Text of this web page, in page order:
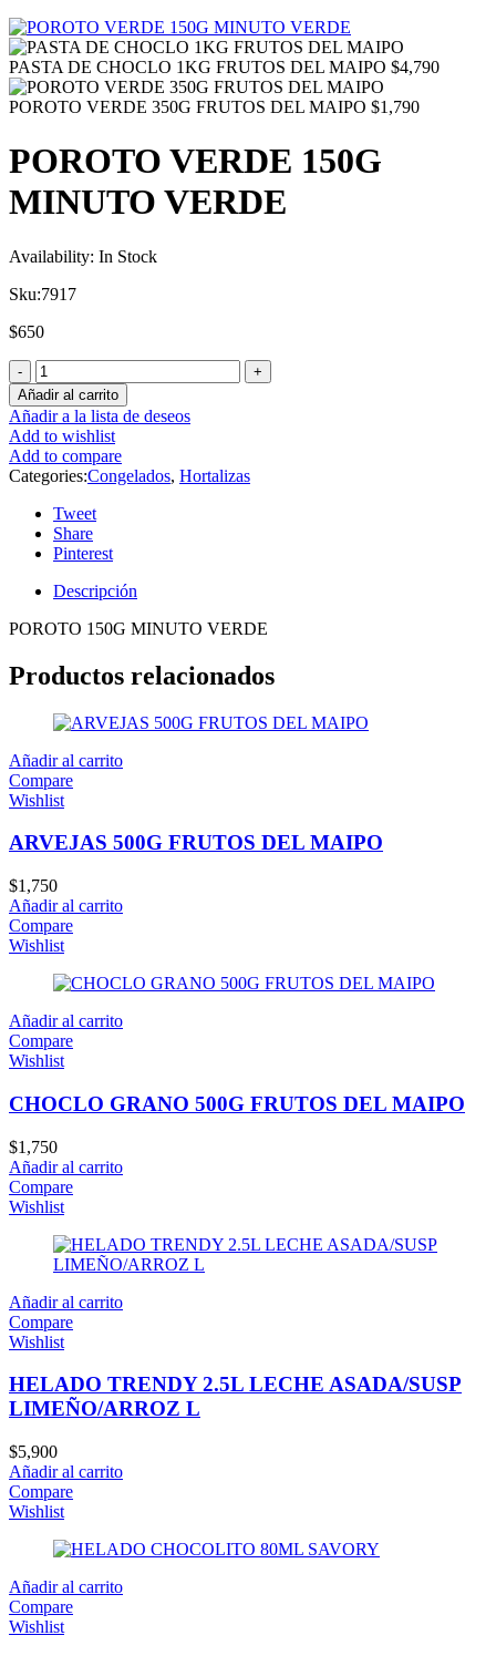
PASTA DE CHOCLO 1KG FRUTOS DEL MAIPO $4,790
POROTO VERDE 350G FRUTOS DEL MAIPO $1,790
POROTO VERDE 150G
MINUTO VERDE
Availability: In Stock
Sku:7917
$650
Añadir al carrito
Añadir a la lista de deseos
Add to wishlist
Add to compare
Categories:Congelados, Hortalizas
Tweet
Share
Pinterest
Descripción
POROTO 150G MINUTO VERDE
Productos relacionados
Añadir al carrito
Compare
Wishlist
ARVEJAS 500G FRUTOS DEL MAIPO
$1,750
Añadir al carrito
Compare
Wishlist
Añadir al carrito
Compare
Wishlist
CHOCLO GRANO 500G FRUTOS DEL MAIPO
$1,750
Añadir al carrito
Compare
Wishlist
Añadir al carrito
Compare
Wishlist
HELADO TRENDY 2.5L LECHE ASADA/SUSP
LIMEÑO/ARROZ L
$5,900
Añadir al carrito
Compare
Wishlist
Añadir al carrito
Compare
Wishlist